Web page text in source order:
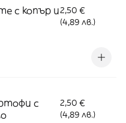
с копър и2,50 €
(4,89 лв.)
с
2,50 €
(4,89 лв.)